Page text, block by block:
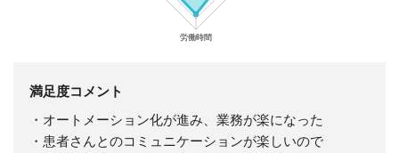
満足度コメント
・オートメーション化が進み、業務が楽になった
・患者さんとのコミュニケーションが楽しいので